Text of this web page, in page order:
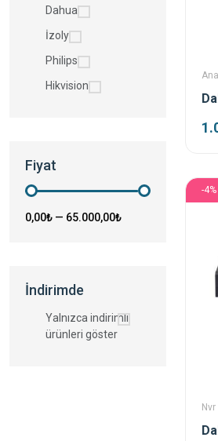
Dahua
İzoly
Philips
Hikvision
Fiyat
0,00₺ — 65.000,00₺
İndirimde
Yalnızca indirimli
ürünleri göster
-4%